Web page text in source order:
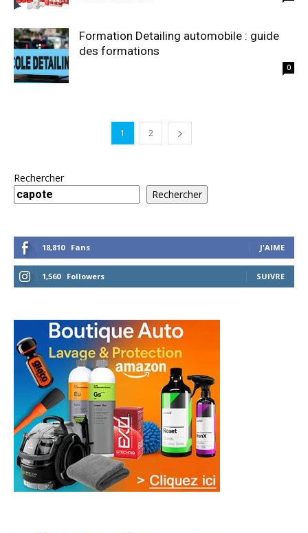
Formation Detailing automobile : guide
des formations
0
1 2
Rechercher
Rechercher
18,810 Fans J'AIME
1,560 Followers SUIVRE